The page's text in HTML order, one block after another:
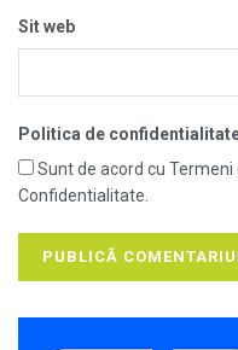
Sit web
Politica de
Sunt de acord cu
Confidentialitate.